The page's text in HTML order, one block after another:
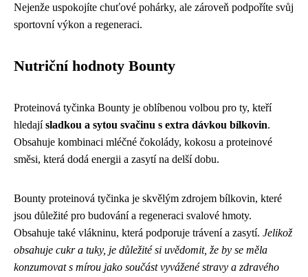
Nejenže uspokojíte chuťové pohárky, ale zároveň podpoříte svůj
sportovní výkon a regeneraci.
Nutriční hodnoty Bounty
Proteinová tyčinka Bounty je oblíbenou volbou pro ty, kteří
hledajísladkou a sytou svačinu s extra dávkou bílkovin.
Obsahuje kombinaci mléčné čokolády, kokosu a proteinové
směsi, která dodá energii a zasytí na delší dobu.
Bounty proteinová tyčinka je skvělým zdrojem bílkovin, které
jsou důležité pro budování a regeneraci svalové hmoty.
Obsahuje také vlákninu, která podporuje trávení a zasytí. Jelikož
obsahuje cukr a tuky, je důležité si uvědomit, že by se měla
konzumovat s mírou jako součást vyvážené stravy a zdravého